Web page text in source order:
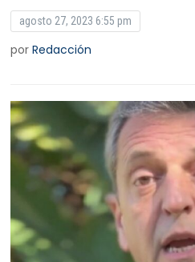
agosto 27, 2023 6:55 pm
porRedacción